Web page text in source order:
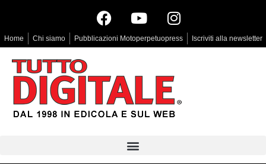
Home Chi siamo Pubblicazioni Motoperpetuopress Iscriviti alla newsletter